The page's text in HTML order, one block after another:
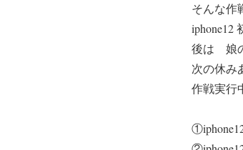
そんな作
iphone12
後は 娘
次の休み
作戦実行